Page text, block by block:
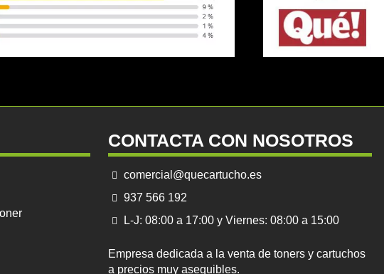
CONTACTA CON NOSOTROS
comercial@quecartucho.es
937 566 192
L-J: 08:00 a 17:00 y Viernes: 08:00 a 15:00
Empresa dedicada a la venta de toners y cartuchos
a precios muy asequibles.